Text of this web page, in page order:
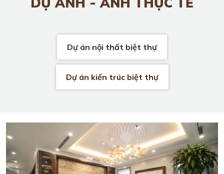
Dự án nội thất biệt thự
Dự án kiến trúc biệt thự